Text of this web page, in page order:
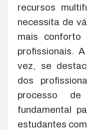
recursos
necessita de
mais conforto
profissionais.
vez, se
dos
processo
fundamental
estudantes